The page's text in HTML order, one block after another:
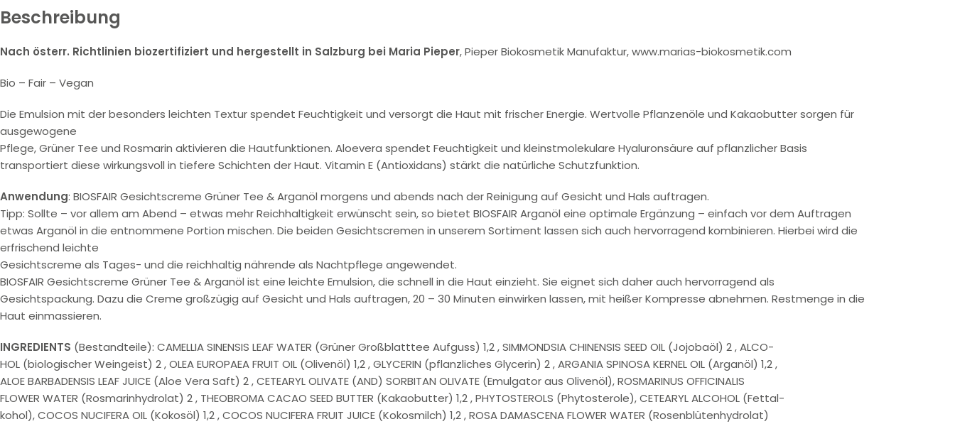
Beschreibung
Nach österr. Richtlinien biozertifiziert und hergestellt in Salzburg bei Maria Pieper, Pieper Biokosmetik Manufaktur, www.marias-biokosmetik.com
Bio – Fair – Vegan
Die Emulsion mit der besonders leichten Textur spendet Feuchtigkeit und versorgt die Haut mit frischer Energie. Wertvolle Pflanzenöle und Kakaobutter sorgen für
ausgewogene
Pflege, Grüner Tee und Rosmarin aktivieren die Hautfunktionen. Aloevera spendet Feuchtigkeit und kleinstmolekulare Hyaluronsäure auf pflanzlicher Basis
transportiert diese wirkungsvoll in tiefere Schichten der Haut. Vitamin E (Antioxidans) stärkt die natürliche Schutzfunktion.
Anwendung: BIOSFAIR Gesichtscreme Grüner Tee & Arganöl morgens und abends nach der Reinigung auf Gesicht und Hals auftragen.
Tipp: Sollte – vor allem am Abend – etwas mehr Reichhaltigkeit erwünscht sein, so bietet BIOSFAIR Arganöl eine optimale Ergänzung – einfach vor dem Auftragen
etwas Arganöl in die entnommene Portion mischen. Die beiden Gesichtscremen in unserem Sortiment lassen sich auch hervorragend kombinieren. Hierbei wird die
erfrischend leichte
Gesichtscreme als Tages- und die reichhaltig nährende als Nachtpflege angewendet.
BIOSFAIR Gesichtscreme Grüner Tee & Arganöl ist eine leichte Emulsion, die schnell in die Haut einzieht. Sie eignet sich daher auch hervorragend als
Gesichtspackung. Dazu die Creme großzügig auf Gesicht und Hals auftragen, 20 – 30 Minuten einwirken lassen, mit heißer Kompresse abnehmen. Restmenge in die
Haut einmassieren.
INGREDIENTS (Bestandteile): CAMELLIA SINENSIS LEAF WATER (Grüner Großblatttee Aufguss) 1,2 , SIMMONDSIA CHINENSIS SEED OIL (Jojobaöl) 2 , ALCO-
HOL (biologischer Weingeist) 2 , OLEA EUROPAEA FRUIT OIL (Olivenöl) 1,2 , GLYCERIN (pflanzliches Glycerin) 2 , ARGANIA SPINOSA KERNEL OIL (Arganöl) 1,2 ,
ALOE BARBADENSIS LEAF JUICE (Aloe Vera Saft) 2 , CETEARYL OLIVATE (AND) SORBITAN OLIVATE (Emulgator aus Olivenöl), ROSMARINUS OFFICINALIS
FLOWER WATER (Rosmarinhydrolat) 2 , THEOBROMA CACAO SEED BUTTER (Kakaobutter) 1,2 , PHYTOSTEROLS (Phytosterole), CETEARYL ALCOHOL (Fettal-
kohol), COCOS NUCIFERA OIL (Kokosöl) 1,2 , COCOS NUCIFERA FRUIT JUICE (Kokosmilch) 1,2 , ROSA DAMASCENA FLOWER WATER (Rosenblütenhydrolat)